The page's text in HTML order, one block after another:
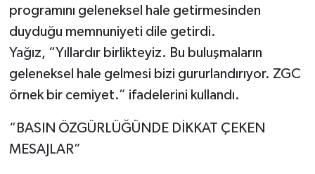
programını geleneksel hale getirmesinden
duyduğu memnuniyeti dile getirdi.
Yağız, “Yıllardır birlikteyiz. Bu buluşmaların
geleneksel hale gelmesi bizi gururlandırıyor. ZGC
örnek bir cemiyet.” ifadelerini kullandı.
“BASIN ÖZGÜRLÜĞÜNDE DİKKAT ÇEKEN
MESAJLAR”